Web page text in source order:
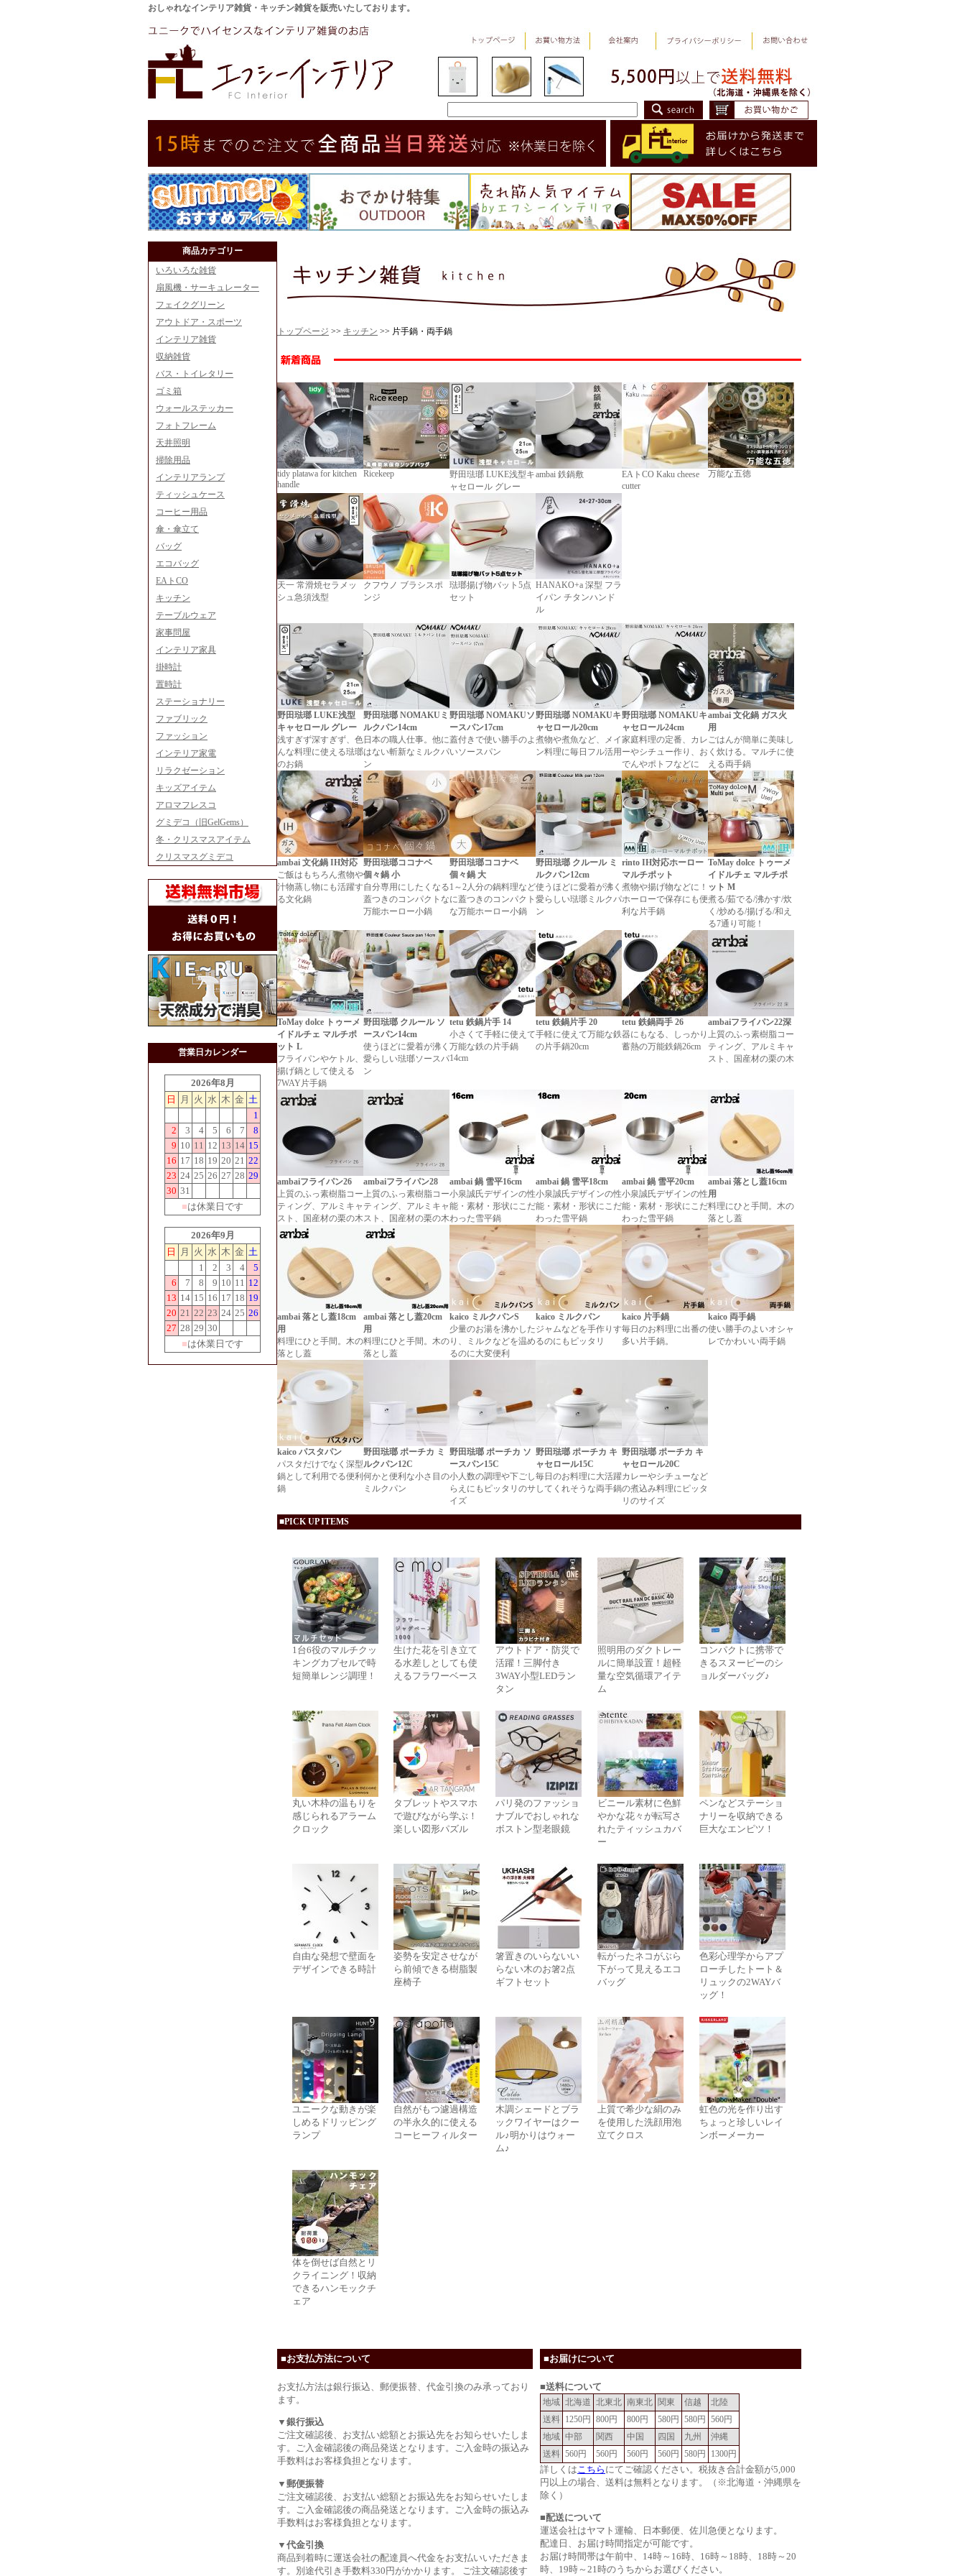
おしゃれなインテリア雑貨・キッチン雑貨を販売いたしております。
商品カテゴリー
いろいろな雑貨
扇風機・サーキュレーター
フェイクグリーン
アウトドア・スポーツ
インテリア雑貨
収納雑貨
バス・トイレタリー
ゴミ箱
ウォールステッカー
フォトフレーム
天井照明
掃除用品
インテリアランプ
ティッシュケース
コーヒー用品
傘・傘立て
バッグ
エコバッグ
EAトCO
キッチン
テーブルウェア
家事問屋
インテリア家具
掛時計
置時計
ステーショナリー
ファブリック
ファッション
インテリア家電
リラクゼーション
キッズアイテム
アロマフレスコ
グミデコ（旧GelGems）
冬・クリスマスアイテム
クリスマスグミデコ
営業日カレンダー
2026年8月
日
月 火 水 木 金 土
1
2
3 4 5 6 7
8
9 10 11 12 13 14 15
16 17 18 19 20 21 22
23 24 25 26 27 28 29
30 31
■は休業日です
2026年9月
日
月 火 水 木 金 土
1
2 3 4
5
6
7 8 9 10 11 12
13 14 15 16 17 18 19
20 21 22 23 24 25 26
27 28 29 30
■は休業日です
トップページ >> キッチン >> 片手鍋・両手鍋
tidy platawa for kitchen
handle
Ricekeep
野田琺瑯 LUKE浅型キ
ャセロール グレー
ambai 鉄鍋敷
EAトCO Kaku cheese
cutter
万能な五徳
天一 常滑焼セラメッ
シュ急須浅型
クフウノ ブラシスポ
ンジ
琺瑯揚げ物バット5点
セット
HANAKO+a 深型 フラ
イパン チタンハンド
ル
野田琺瑯 LUKE浅型
キャセロール グレー
浅すぎず深すぎず、色
んな料理に使える琺瑯
のお鍋
野田琺瑯 NOMAKUミ
ルクパン14cm
日本の職人仕事。他に
はない斬新なミルクパ
ン
野田琺瑯 NOMAKUソ
ースパン17cm
蓋付きで使い勝手のよ
いソースパン
野田琺瑯 NOMAKUキ
ャセロール20cm
煮物や煮魚など、メイ
ン料理に毎日フル活用
野田琺瑯 NOMAKUキ
ャセロール24cm
家庭料理の定番、カレ
ーやシチュー作り、お
でんやポトフなどに
ambai 文化鍋 ガス火
用
ごはんが簡単に美味し
く炊ける。マルチに使
える両手鍋
ambai 文化鍋 IH対応
ご飯はもちろん煮物や
汁物蒸し物にも活躍す
る文化鍋
野田琺瑯ココナベ
個々鍋 小
自分専用にしたくなる
蓋つきのコンパクトな
万能ホーロー小鍋
野田琺瑯ココナベ
個々鍋 大
1～2人分の鍋料理など
に蓋つきのコンパクト
な万能ホーロー小鍋
野田琺瑯 クルール ミ
ルクパン12cm
使うほどに愛着が沸く
愛らしい琺瑯ミルクパ
ン
rinto IH対応ホーロー
マルチポット
煮物や揚げ物などに！
ホーローで保存にも便
利な片手鍋
ToMay dolce トゥーメ
イドルチェ マルチポ
ット M
煮る/茹でる/沸かす/炊
く/炒める/揚げる/和え
る7通り可能！
ToMay dolce トゥーメ
イドルチェ マルチポ
ット L
フライパンやケトル、
揚げ鍋として使える
7WAY片手鍋
野田琺瑯 クルール ソ
ースパン14cm
使うほどに愛着が沸く
愛らしい琺瑯ソースパ
ン
tetu 鉄鍋片手 14
小さくて手軽に使えて
万能な鉄の片手鍋
14cm
tetu 鉄鍋片手 20
手軽に使えて万能な鉄
の片手鍋20cm
tetu 鉄鍋両手 26
器にもなる、しっかり
蓄熱の万能鉄鍋26cm
ambaiフライパン22深
上質のふっ素樹脂コー
ティング、アルミキャ
スト、国産材の栗の木
ambaiフライパン26
上質のふっ素樹脂コー
ティング、アルミキャ
スト、国産材の栗の木
ambaiフライパン28
上質のふっ素樹脂コー
ティング、アルミキャ
スト、国産材の栗の木
ambai 鍋 雪平16cm
小泉誠氏デザインの性
能・素材・形状にこだ
わった雪平鍋
ambai 鍋 雪平18cm
小泉誠氏デザインの性
能・素材・形状にこだ
わった雪平鍋
ambai 鍋 雪平20cm
小泉誠氏デザインの性
能・素材・形状にこだ
わった雪平鍋
ambai 落とし蓋16cm
用
料理にひと手間。木の
落とし蓋
ambai 落とし蓋18cm
用
料理にひと手間。木の
落とし蓋
ambai 落とし蓋20cm
用
料理にひと手間。木の
落とし蓋
kaico ミルクパンS
少量のお湯を沸かした
り、ミルクなどを温め
るのに大変便利
kaico ミルクパン
ジャムなどを手作りす
るのにもピッタリ
kaico 片手鍋
毎日のお料理に出番の
多い片手鍋。
kaico 両手鍋
使い勝手のよいオシャ
レでかわいい両手鍋
kaico パスタパン
パスタだけでなく深型
鍋として利用でる便利
鍋
野田琺瑯 ポーチカ ミ
ルクパン12C
何かと便利な小さ目の
ミルクパン
野田琺瑯 ポーチカ ソ
ースパン15C
小人数の調理や下ごし
らえにもピッタリのサ
イズ
野田琺瑯 ポーチカ キ
ャセロール15C
毎日のお料理に大活躍
してくれそうな両手鍋
野田琺瑯 ポーチカ キ
ャセロール20C
カレーやシチューなど
の煮込み料理にピッタ
リのサイズ
■PICK UP ITEMS
1台6役のマルチクッ
キングカプセルで時
短簡単レンジ調理！
生けた花を引き立て
る水差しとしても使
えるフラワーベース
アウトドア・防災で
活躍！三脚付き
3WAY小型LEDラン
タン
照明用のダクトレー
ルに簡単設置！超軽
量な空気循環アイテ
ム
コンパクトに携帯で
きるスヌーピーのシ
ョルダーバッグ♪
丸い木枠の温もりを
感じられるアラーム
クロック
タブレットやスマホ
で遊びながら学ぶ！
楽しい図形パズル
パリ発のファッショ
ナブルでおしゃれな
ボストン型老眼鏡
ビニール素材に色鮮
やかな花々が転写さ
れたティッシュカバ
ー
ペンなどステーショ
ナリーを収納できる
巨大なエンピツ！
自由な発想で壁面を
デザインできる時計
姿勢を安定させなが
ら前傾できる樹脂製
座椅子
箸置きのいらないい
らない木のお箸2点
ギフトセット
転がったネコがぶら
下がって見えるエコ
バッグ
色彩心理学からアプ
ローチしたトート＆
リュックの2WAYバ
ッグ！
ユニークな動きが楽
しめるドリッピング
ランプ
自然がもつ濾過構造
の半永久的に使える
コーヒーフィルター
木調シェードとブラ
ックワイヤーはクー
ル♪明かりはウォー
ム♪
上質で希少な絹のみ
を使用した洗顔用泡
立てクロス
虹色の光を作り出す
ちょっと珍しいレイ
ンボーメーカー
体を倒せば自然とリ
クライニング！収納
できるハンモックチ
ェア
■お支払方法について ■お届けについて
お支払方法は銀行振込、郵便振替、代金引換のみ承っており
ます。
▼銀行振込
ご注文確認後、お支払い総額とお振込先をお知らせいたしま
す。ご入金確認後の商品発送となります。ご入金時の振込み
手数料はお客様負担となります。
▼郵便振替
ご注文確認後、お支払い総額とお振込先をお知らせいたしま
す。ご入金確認後の商品発送となります。ご入金時の振込み
手数料はお客様負担となります。
▼代金引換
商品到着時に運送会社の配達員へ代金をお支払いいただきま
す。別途代引き手数料330円がかかります。 ご注文確認後す
■送料について
地域 北海道 北東北 南東北 関東 信越
北陸
送料 1250円 800円 800円 580円 580円
560円
地域 中部 関西 中国 四国 九州
沖縄
送料 560円 560円 560円 560円 580円 1300円
詳しくはこちら にてご確認ください。税抜き合計金額が5,000
円以上の場合、送料は無料となります。（※北海道・沖縄県を
除く）
■配送について
運送会社はヤマト運輸、日本郵便、佐川急便となります。
配達日、お届け時間指定が可能です。
お届け時間帯は午前中、14時～16時、16時～18時、18時～20
時、19時～21時のうちからお選びください。